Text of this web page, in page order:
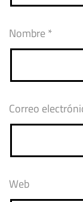
Nombre*
Correo
Web